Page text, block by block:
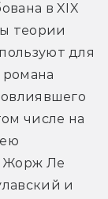
в XIX
теории
для
числе на
Жорж Ле
и